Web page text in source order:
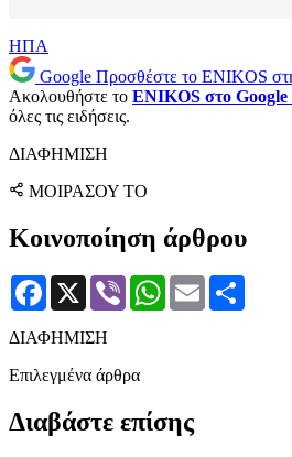
ΗΠΑ
Google Προσθέστε το ENIKOS
Ακολουθήστε το ENIKOS στο Google
όλες τις ειδήσεις.
ΔΙΑΦΗΜΙΣΗ
ΜΟΙΡΑΣΟΥ ΤΟ
Κοινοποίηση άρθρου
Facebook
X Viber WhatsApp
Email
ΔΙΑΦΗΜΙΣΗ
Επιλεγμένα άρθρα
Διαβάστε επίσης